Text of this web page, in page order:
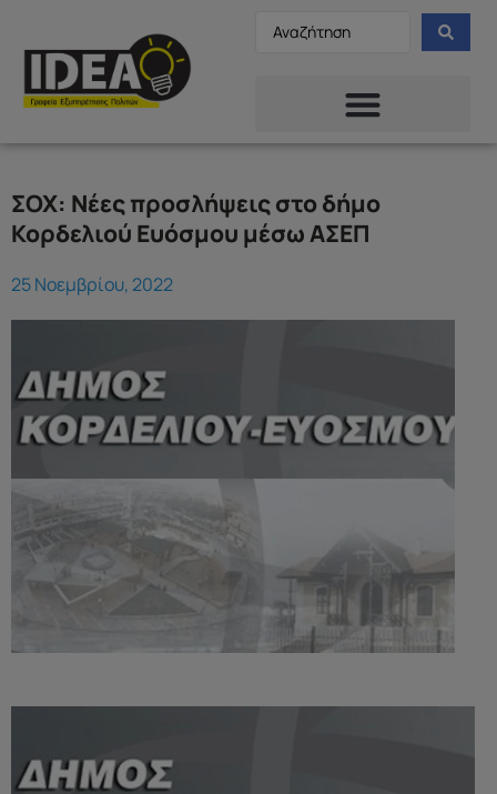
ΣΟΧ: Νέες προσλήψεις στο δήμο
Κορδελιού Ευόσμου μέσω ΑΣΕΠ
25 Νοεμβρίου, 2022